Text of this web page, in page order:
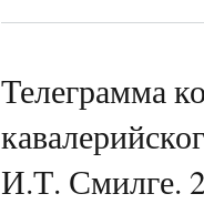
Телеграмма
И.Т. Смилге.